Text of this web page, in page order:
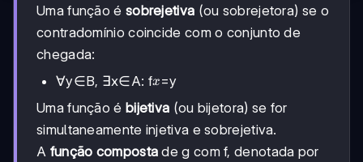
Uma função é sobrejetiva (ou sobrejetora) se o
contradomínio coincide com o conjunto de
chegada:
∀y∈B, ∃x∈A: fx
x=y
Uma função é bijetiva (ou bijetora) se for
simultaneamente injetiva e sobrejetiva.
A função composta de g com f, denotada por